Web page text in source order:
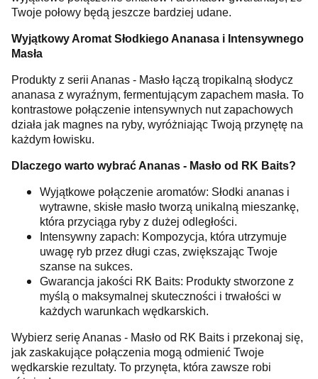
Twoje połowy będą jeszcze bardziej udane.
Wyjątkowy Aromat Słodkiego Ananasa i Intensywnego
Masła
Produkty z serii Ananas - Masło łączą tropikalną słodycz
ananasa z wyraźnym, fermentującym zapachem masła. To
kontrastowe połączenie intensywnych nut zapachowych
działa jak magnes na ryby, wyróżniając Twoją przynętę na
każdym łowisku.
Dlaczego warto wybrać Ananas - Masło od RK Baits?
Wyjątkowe połączenie aromatów: Słodki ananas i
wytrawne, skisłe masło tworzą unikalną mieszankę,
która przyciąga ryby z dużej odległości.
Intensywny zapach: Kompozycja, która utrzymuje
uwagę ryb przez długi czas, zwiększając Twoje
szanse na sukces.
Gwarancja jakości RK Baits: Produkty stworzone z
myślą o maksymalnej skuteczności i trwałości w
każdych warunkach wędkarskich.
Wybierz serię Ananas - Masło od RK Baits i przekonaj się,
jak zaskakujące połączenia mogą odmienić Twoje
wędkarskie rezultaty. To przynęta, która zawsze robi